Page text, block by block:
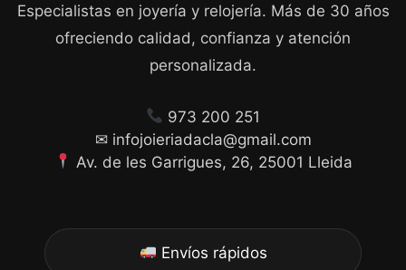
Especialistas en joyería y relojería. Más de 30 años
ofreciendo calidad, confianza y atención
personalizada.
973 200 251
✉ infojoieriadacla@gmail.com
Av. de les Garrigues, 26, 25001 Lleida
Envíos rápidos